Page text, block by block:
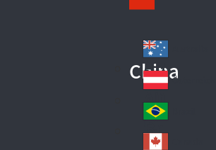
China
Au
str
ali
a
Au
str
ia
Österreich
Br
azi